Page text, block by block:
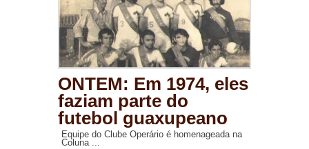
ONTEM: Em 1974, eles
faziam parte do
futebol guaxupeano
Equipe do Clube Operário é homenageada na
Coluna ...